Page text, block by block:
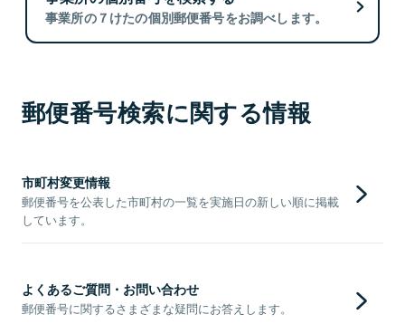
事業所の７けたの個別郵便番号をお調べします。
郵便番号検索に関する情報
市町村変更情報
郵便番号を公表した市町村の一覧を実施日の新しい順に掲載
しています。
よくあるご質問・お問い合わせ
郵便番号に関するさまざまな疑問にお答えします。